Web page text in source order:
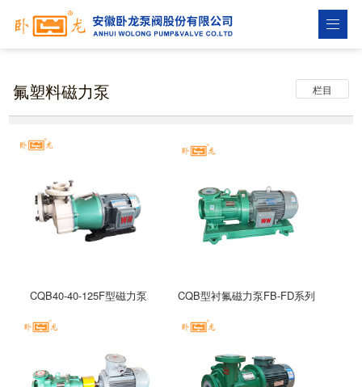
栏目
氟塑料磁力泵
CQB40-40-125F型磁力泵 CQB型衬氟磁力泵FB-FD系列